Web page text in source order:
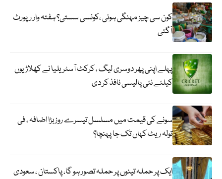
کون سی چیز مہنگی ہوئی ،کونسی سستی؟ ہفتہ وار رپورٹ
آگئی
پہلے اپنی پھر دوسری لیگ ، کرکٹ آسٹریلیا نے کھلاڑیوں
کیلئے نئی پالیسی نافذ کر دی
سونے کی قیمت میں مسلسل تیسرے روز بڑا اضافہ ، فی
تولہ ریٹ کہاں تک جا پہنچا؟
ایک پر حملہ تینوں پر حملہ تصور ہو گا، پاکستان ، سعودی